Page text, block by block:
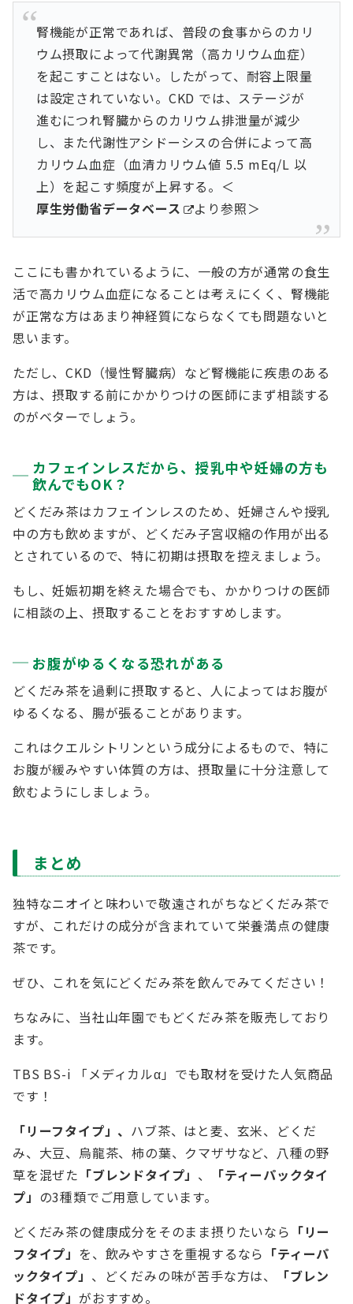
腎機能が正常であれば、普段の食事からのカリ
ウム摂取によって代謝異常（高カリウム血症）
を起こすことはない。したがって、耐容上限量
は設定されていない。CKD では、ステージが
進むにつれ腎臓からのカリウム排泄量が減少
し、また代謝性アシドーシスの合併によって高
カリウム血症（血清カリウム値 5.5 mEq/L 以
上）を起こす頻度が上昇する。＜
厚生労働省データベース
より参照＞
ここにも書かれているように、一般の方が通常の食生
活で高カリウム血症になることは考えにくく、腎機能
が正常な方はあまり神経質にならなくても問題ないと
思います。
ただし、CKD（慢性腎臓病）など腎機能に疾患のある
方は、摂取する前にかかりつけの医師にまず相談する
のがベターでしょう。
カフェインレスだから、授乳中や妊婦の方も
飲んでもOK？
どくだみ茶はカフェインレスのため、妊婦さんや授乳
中の方も飲めますが、どくだみ子宮収縮の作用が出る
とされているので、特に初期は摂取を控えましょう。
もし、妊娠初期を終えた場合でも、かかりつけの医師
に相談の上、摂取することをおすすめします。
お腹がゆるくなる恐れがある
どくだみ茶を過剰に摂取すると、人によってはお腹が
ゆるくなる、腸が張ることがあります。
これはクエルシトリンという成分によるもので、特に
お腹が緩みやすい体質の方は、摂取量に十分注意して
飲むようにしましょう。
まとめ
独特なニオイと味わいで敬遠されがちなどくだみ茶で
すが、これだけの成分が含まれていて栄養満点の健康
茶です。
ぜひ、これを気にどくだみ茶を飲んでみてください！
ちなみに、当社山年園でもどくだみ茶を販売しており
ます。
TBS BS-i 「メディカルα」でも取材を受けた人気商品
です！
「リーフタイプ」、 ハブ茶、はと麦、玄米、どくだ
み、大豆、烏龍茶、柿の葉、クマザサなど、八種の野
草を混ぜた 「ブレンドタイプ」 、
「ティーパックタイ
プ」 の3種類でご用意しています。
どくだみ茶の健康成分をそのまま摂りたいなら 「リー
フタイプ」 を、飲みやすさを重視するなら 「ティーパ
ックタイプ」 、どくだみの味が苦手な方は、
「ブレン
ドタイプ」 がおすすめ。